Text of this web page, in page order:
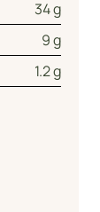
34 g
9 g
1.2 g